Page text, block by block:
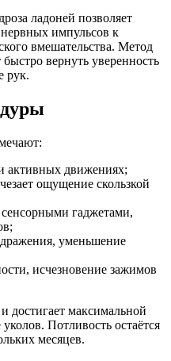
ладоней позволяет
импульсов к
вмешательства. Метод
вернуть уверенность
рук.
активных движениях;
ощущение скользкой
сенсорными гаджетами,
уменьшение
исчезновение зажимов
достигает максимальной
Потливость остаётся
месяцев.